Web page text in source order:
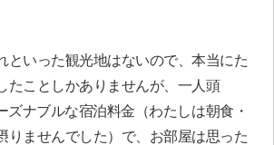
といった観光地はないので、本当にた
たことしかありませんが、一人頭
ズナブルな宿泊料金（わたしは朝食・
りませんでした）で、お部屋は思った